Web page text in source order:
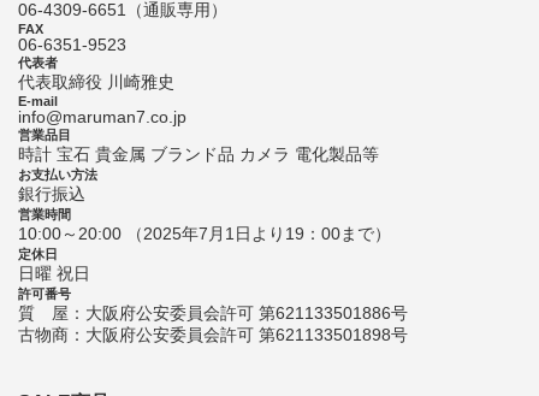
06-4309-6651（通販専用）
FAX
06-6351-9523
代表者
代表取締役 川崎雅史
E-mail
info@maruman7.co.jp
営業品目
時計 宝石 貴金属 ブランド品 カメラ 電化製品等
お支払い方法
銀行振込
営業時間
10:00～20:00 （2025年7月1日より19：00まで）
定休日
日曜 祝日
許可番号
質 屋：大阪府公安委員会許可 第621133501886号
古物商：大阪府公安委員会許可 第621133501898号